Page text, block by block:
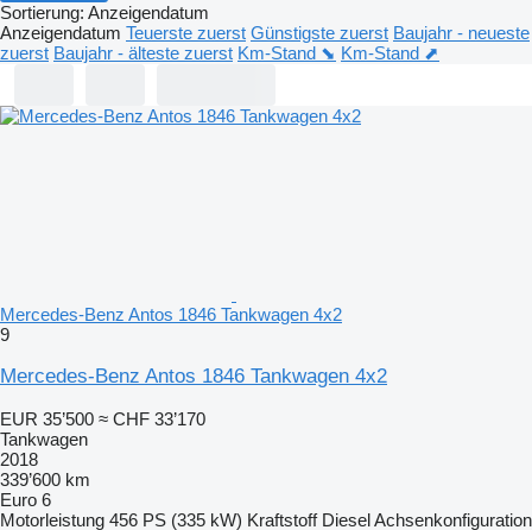
Sortierung: Anzeigendatum
Anzeigendatum Teuerste zuerst Günstigste zuerst Baujahr - neueste
zuerst Baujahr - älteste zuerst Km-Stand ⬊ Km-Stand ⬈
Mercedes-Benz Antos 1846 Tankwagen 4x2
9
Mercedes-Benz Antos 1846 Tankwagen 4x2
EUR 35’500 ≈ CHF 33’170
Tankwagen
2018
339’600 km
Euro 6
Motorleistung 456 PS (335 kW) Kraftstoff DieselAchsenkonfiguration